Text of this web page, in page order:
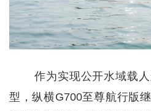
作为实现公开水域载
型，纵横G700至尊航行版